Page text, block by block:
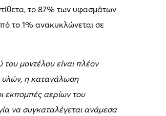
το 87% των υφασμάτων
το 1% ανακυκλώνεται σε
του μοντέλου είναι πλέον
υλών, η κατανάλωση
εκπομπές αερίων του
να συγκαταλέγεται ανάμεσα